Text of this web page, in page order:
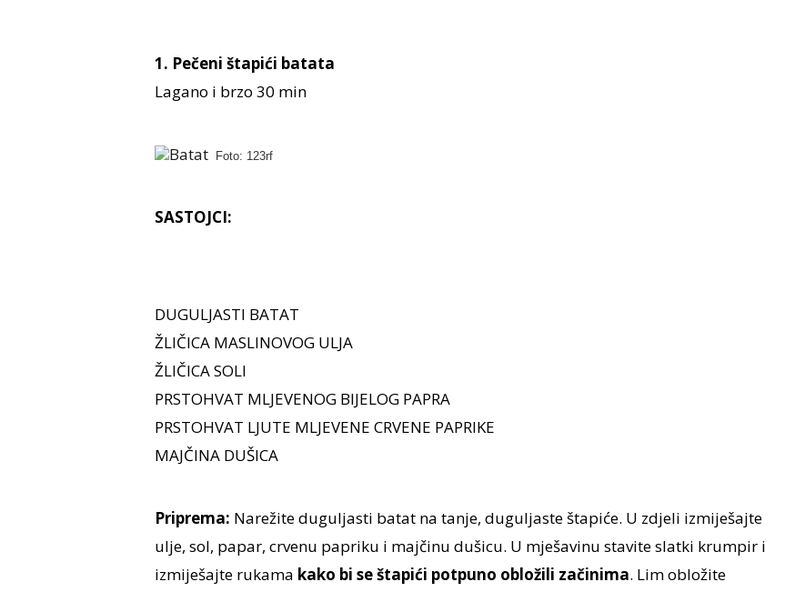
1. Pečeni štapići batata
Lagano i brzo 30 min
Foto: 123rf
SASTOJCI:
DUGULJASTI BATAT
ŽLIČICA MASLINOVOG ULJA
ŽLIČICA SOLI
PRSTOHVAT MLJEVENOG BIJELOG PAPRA
PRSTOHVAT LJUTE MLJEVENE CRVENE PAPRIKE
MAJČINA DUŠICA
Priprema: Narežite duguljasti batat na tanje, duguljaste štapiće. U zdjeli izmiješajte
ulje, sol, papar, crvenu papriku i majčinu dušicu. U mješavinu stavite slatki krumpir i
izmiješajte rukama kako bi se štapići potpuno obložili začinima. Lim obložite